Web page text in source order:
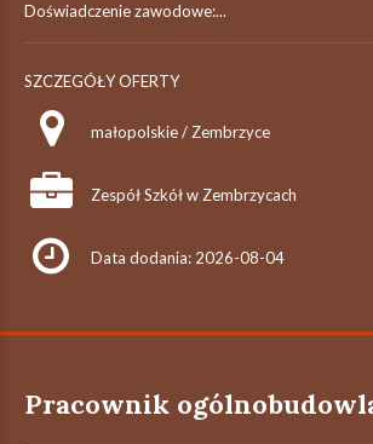
Doświadczenie zawodowe:...
SZCZEGÓŁY OFERTY
małopolskie / Zembrzyce
Zespół Szkół w Zembrzycach
Data dodania: 2026-08-04
Pracownik